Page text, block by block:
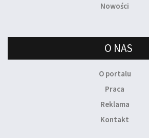
Nowości
O NAS
O portalu
Praca
Reklama
Kontakt